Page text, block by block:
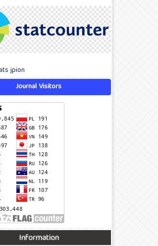
jpion
Journal Visitors
Information